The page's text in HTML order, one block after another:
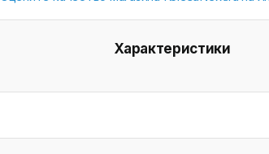
Характеристики